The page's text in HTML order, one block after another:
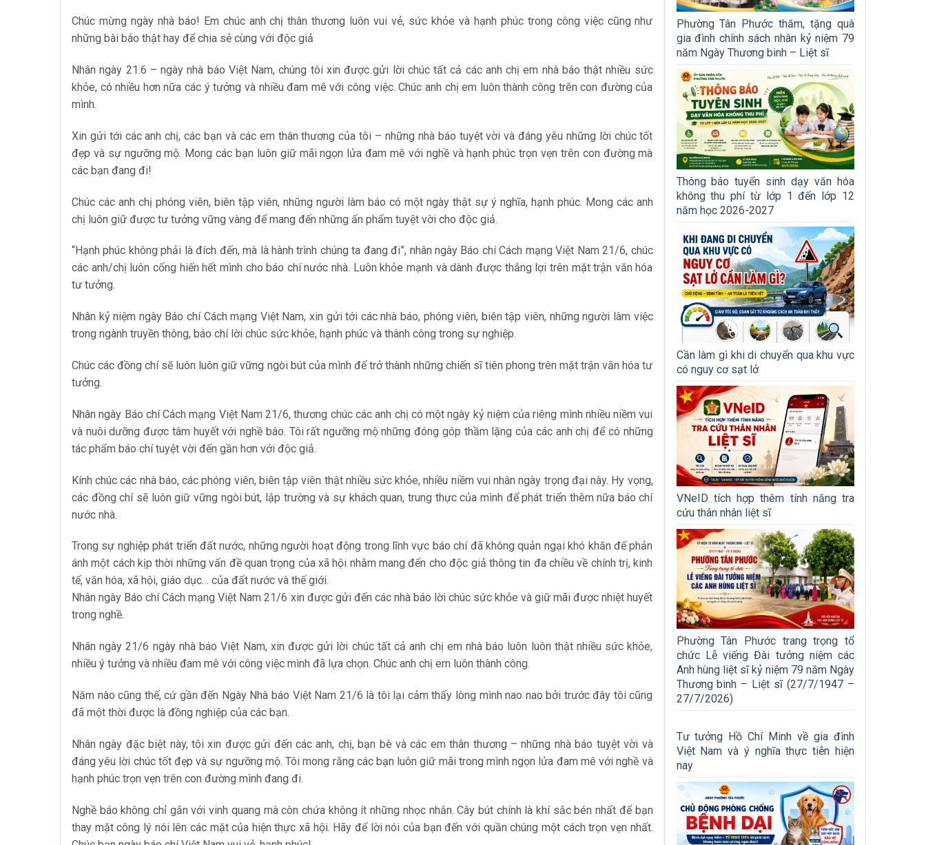
Chúc mừng ngày nhà báo! Em chúc anh chị thân thương luôn vui vẻ, sức khỏe và hạnh phúc trong công việc cũng như
những bài báo thật hay để chia sẻ cùng với độc giả
Nhân ngày 21.6 – ngày nhà báo Việt Nam, chúng tôi xin được gửi lời chúc tất cả các anh chị em nhà báo thật nhiều sức
khỏe, có nhiều hơn nữa các ý tưởng và nhiều đam mê với công việc. Chúc anh chị em luôn thành công trên con đường của
mình.
Xin gửi tới các anh chị, các bạn và các em thân thương của tôi – những nhà báo tuyệt vời và đáng yêu những lời chúc tốt
đẹp và sự ngưỡng mộ. Mong các bạn luôn giữ mãi ngọn lửa đam mê với nghề và hạnh phúc trọn vẹn trên con đường mà
các bạn đang đi!
Chúc các anh chị phóng viên, biên tập viên, những người làm báo có một ngày thật sự ý nghĩa, hạnh phúc. Mong các anh
chị luôn giữ được tư tưởng vững vàng để mang đến những ấn phẩm tuyệt vời cho độc giả.
“Hạnh phúc không phải là đích đến, mà là hành trình chúng ta đang đi”, nhân ngày Báo chí Cách mạng Việt Nam 21/6, chúc
các anh/chị luôn cống hiến hết mình cho báo chí nước nhà. Luôn khỏe mạnh và dành được thắng lợi trên mặt trận văn hóa
tư tưởng.
Nhân kỷ niệm ngày Báo chí Cách mạng Việt Nam, xin gửi tới các nhà báo, phóng viên, biên tập viên, những người làm việc
trong ngành truyền thông, báo chí lời chúc sức khỏe, hạnh phúc và thành công trong sự nghiệp.
Chúc các đồng chí sẽ luôn luôn giữ vững ngòi bút của mình để trở thành những chiến sĩ tiên phong trên mặt trận văn hóa tư
tưởng.
Nhân ngày Báo chí Cách mạng Việt Nam 21/6, thương chúc các anh chị có một ngày kỷ niệm của riêng mình nhiều niềm vui
và nuôi dưỡng được tâm huyết với nghề báo. Tôi rất ngưỡng mộ những đóng góp thầm lặng của các anh chị để có những
tác phẩm báo chí tuyệt vời đến gần hơn với độc giả.
Kính chúc các nhà báo, các phóng viên, biên tập viên thật nhiều sức khỏe, nhiều niềm vui nhân ngày trọng đại này. Hy vọng,
các đồng chí sẽ luôn giữ vững ngòi bút, lập trường và sự khách quan, trung thực của mình để phát triển thêm nữa báo chí
nước nhà.
Trong sự nghiệp phát triển đất nước, những người hoạt động trong lĩnh vực báo chí đã không quản ngại khó khăn để phản
ánh một cách kịp thời những vấn đề quan trọng của xã hội nhằm mang đến cho độc giả thông tin đa chiều về chính trị, kinh
tế, văn hóa, xã hội, giáo dục… của đất nước và thế giới.
Nhân ngày Báo chí Cách mạng Việt Nam 21/6 xin được gửi đến các nhà báo lời chúc sức khỏe và giữ mãi được nhiệt huyết
trong nghề.
Nhân ngày 21/6 ngày nhà báo Việt Nam, xin được gửi lời chúc tất cả anh chị em nhà báo luôn luôn thật nhiều sức khỏe,
nhiều ý tưởng và nhiều đam mê với công việc mình đã lựa chọn. Chúc anh chị em luôn thành công.
Năm nào cũng thế, cứ gần đến Ngày Nhà báo Việt Nam 21/6 là tôi lại cảm thấy lòng mình nao nao bởi trước đây tôi cũng
đã một thời được là đồng nghiệp của các bạn.
Nhân ngày đặc biệt này, tôi xin được gửi đến các anh, chị, bạn bè và các em thân thương – những nhà báo tuyệt vời và
đáng yêu lời chúc tốt đẹp và sự ngưỡng mộ. Tôi mong rằng các bạn luôn giữ mãi trong mình ngọn lửa đam mê với nghề và
hạnh phúc trọn vẹn trên con đường mình đang đi.
Nghề báo không chỉ gắn với vinh quang mà còn chứa không ít những nhọc nhằn. Cây bút chính là khí sắc bén nhất để bạn
thay mặt công lý nói lên các mặt của hiện thực xã hội. Hãy để lời nói của bạn đến với quần chúng một cách trọn vẹn nhất.
Phường Tân Phước thăm, tặng quà
gia đình chính sách nhân kỷ niệm 79
năm Ngày Thương binh – Liệt sĩ
Thông báo tuyển sinh dạy văn hóa
không thu phí từ lớp 1 đến lớp 12
năm học 2026-2027
Cần làm gì khi di chuyển qua khu vực
có nguy cơ sạt lở
VNeID tích hợp thêm tính năng tra
cứu thân nhân liệt sĩ
Phường Tân Phước trang trọng tổ
chức Lễ viếng Đài tưởng niệm các
Anh hùng liệt sĩ kỷ niệm 79 năm Ngày
Thương binh – Liệt sĩ (27/7/1947 –
27/7/2026)
Tư tưởng Hồ Chí Minh về gia đình
Việt Nam và ý nghĩa thực tiễn hiện
nay